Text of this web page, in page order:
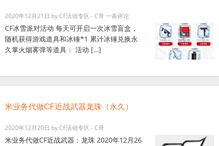
2020年12月21日 byCF活动专区 - C哥一条评论
CF冰雪派对活动 每天可开启一次冰雪盲盒，
随机获得游戏道具和冰锤*1 累计冰锤兑换永
久掌火烟雾弹等道具： 活动 […]
米业务代做CF近战武器龙珠（永久）
2020年12月20日 byCF活动专区 - C哥
米业务代做CF近战武器：龙珠 2020年12月26